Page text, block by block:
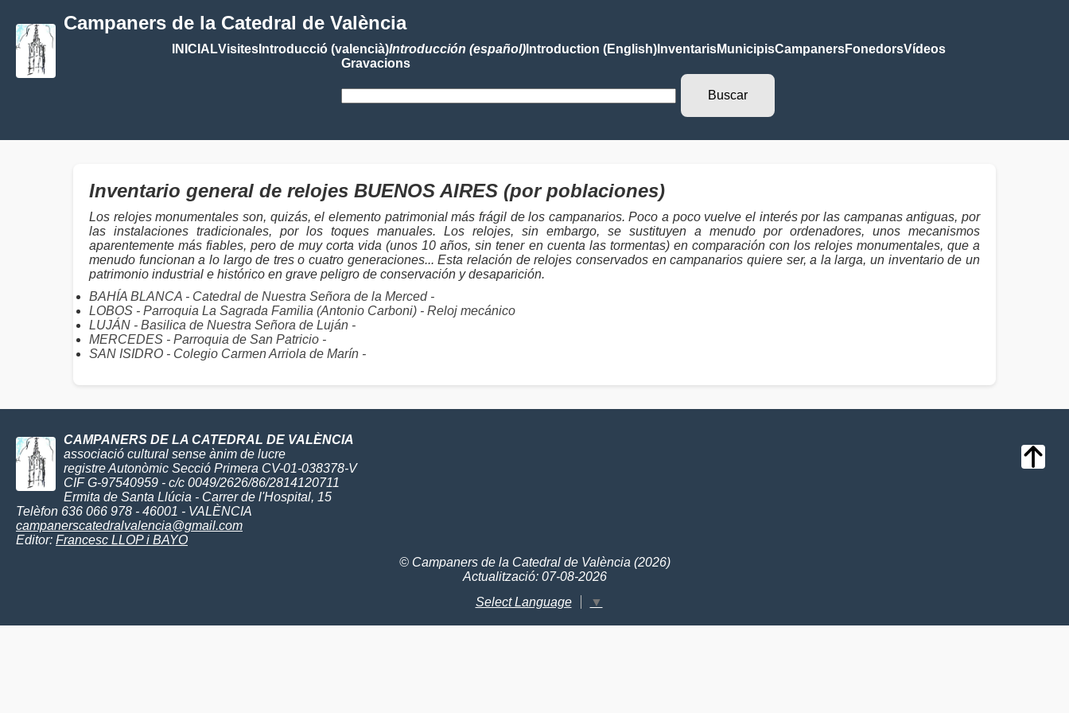
Campaners de la Catedral de València
INICIALVisitesIntroducció (valencià)Introducción (español)Introduction (English)InventarisMunicipisCampanersFonedorsVídeos
Gravacions
Inventario general de relojes BUENOS AIRES (por poblaciones)
Los relojes monumentales son, quizás, el elemento patrimonial más frágil de los campanarios. Poco a poco vuelve el interés por las campanas antiguas, por
las instalaciones tradicionales, por los toques manuales. Los relojes, sin embargo, se sustituyen a menudo por ordenadores, unos mecanismos
aparentemente más fiables, pero de muy corta vida (unos 10 años, sin tener en cuenta las tormentas) en comparación con los relojes monumentales, que a
menudo funcionan a lo largo de tres o cuatro generaciones... Esta relación de relojes conservados en campanarios quiere ser, a la larga, un inventario de un
patrimonio industrial e histórico en grave peligro de conservación y desaparición.
BAHÍA BLANCA - Catedral de Nuestra Señora de la Merced -
LOBOS - Parroquia La Sagrada Familia (Antonio Carboni) - Reloj mecánico
LUJÁN - Basilica de Nuestra Señora de Luján -
MERCEDES - Parroquia de San Patricio -
SAN ISIDRO - Colegio Carmen Arriola de Marín -
CAMPANERS DE LA CATEDRAL DE VALÈNCIA
associació cultural sense ànim de lucre
registre Autonòmic Secció Primera CV-01-038378-V
CIF G-97540959 - c/c 0049/2626/86/2814120711
Ermita de Santa Llúcia - Carrer de l'Hospital, 15
Telèfon 636 066 978 - 46001 - VALÈNCIA
campanerscatedralvalencia@gmail.com
Editor: Francesc LLOP i BAYO
© Campaners de la Catedral de València (2026)
Actualització: 07-08-2026
Select Language
▼